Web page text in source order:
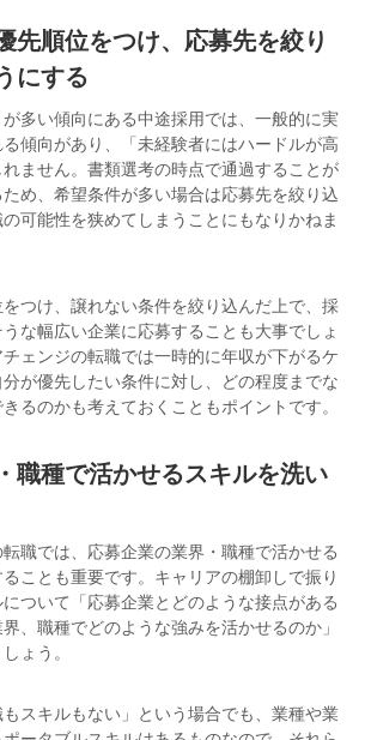
先順位をつけ、応募先を絞り
にする
多い傾向にある中途採用では、一般的に実
傾向があり、「未経験者にはハードルが高
ません。書類選考の時点で通過することが
め、希望条件が多い場合は応募先を絞り込
可能性を狭めてしまうことにもなりかねま
つけ、譲れない条件を絞り込んだ上で、採
な幅広い企業に応募することも大事でしょ
ェンジの転職では一時的に年収が下がるケ
が優先したい条件に対し、どの程度までな
るのかも考えておくこともポイントです。
職種で活かせるスキルを洗い
職では、応募企業の業界・職種で活かせる
ことも重要です。キャリアの棚卸しで振り
ついて「応募企業とどのような接点がある
、職種でどのような強みを活かせるのか」
ょう。
もスキルもない」という場合でも、業種や業